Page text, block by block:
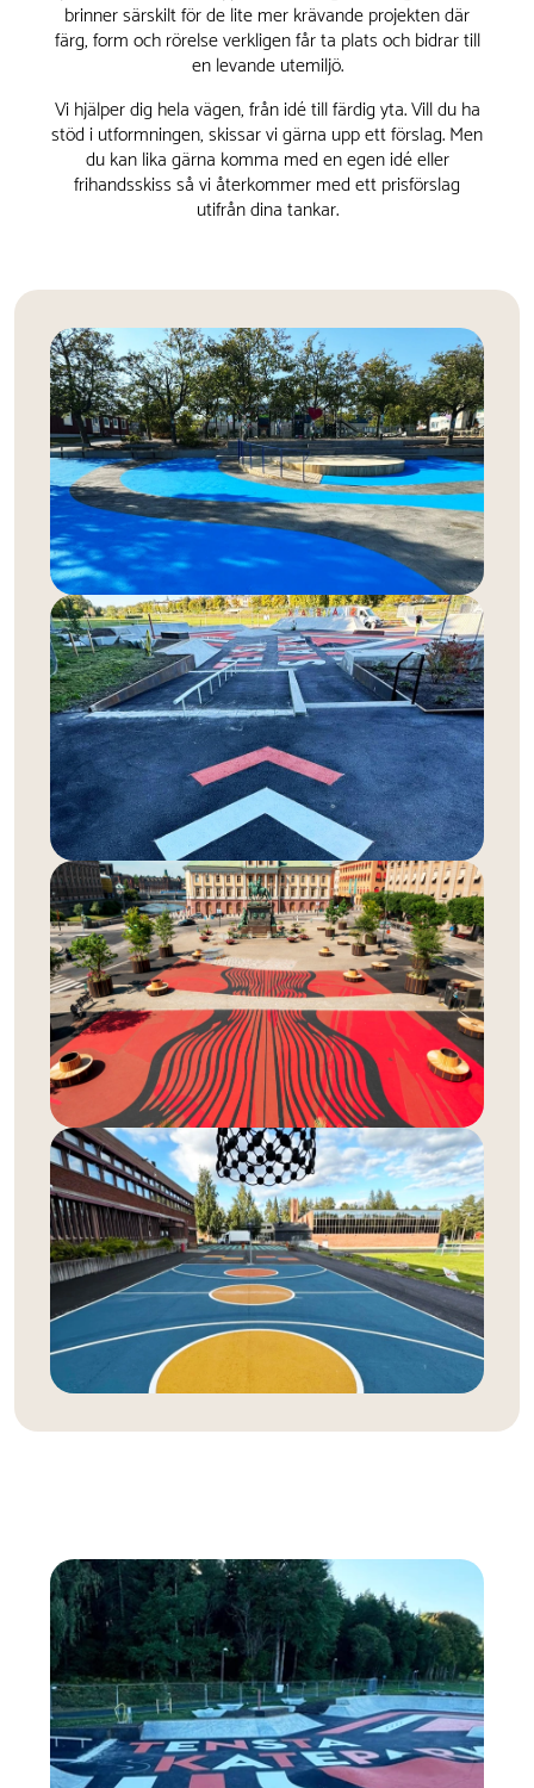
brinner särskilt för de lite mer krävande projekten där
färg, form och rörelse verkligen får ta plats och bidrar till
en levande utemiljö.
Vi hjälper dig hela vägen, från idé till färdig yta. Vill du ha
stöd i utformningen, skissar vi gärna upp ett förslag. Men
du kan lika gärna komma med en egen idé eller
frihandsskiss så vi återkommer med ett prisförslag
utifrån dina tankar.